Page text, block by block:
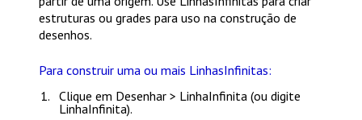
estruturas ou grades para uso na construção de
desenhos.
Para construir uma ou mais LinhasInfinitas:
Clique em Desenhar > LinhaInfinita (ou digite
LinhaInfinita).